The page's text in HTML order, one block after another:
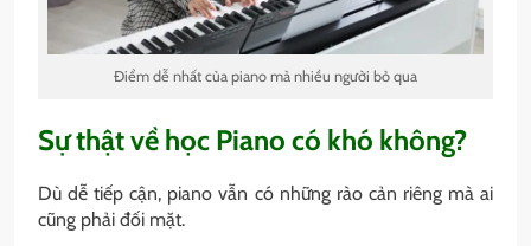
Điểm dễ nhất của piano mà nhiều người bỏ qua
Sự thật về học Piano có khó không?
Dù dễ tiếp cận, piano vẫn có những rào cản riêng mà ai
cũng phải đối mặt.